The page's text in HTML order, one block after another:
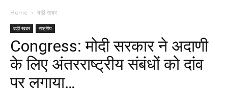
Home बड़ी खबर
बड़ी खबर राष्ट्रीय
Congress: मोदी सरकार ने अदाणी
के लिए अंतरराष्ट्रीय संबंधों को दांव
पर लगाया…